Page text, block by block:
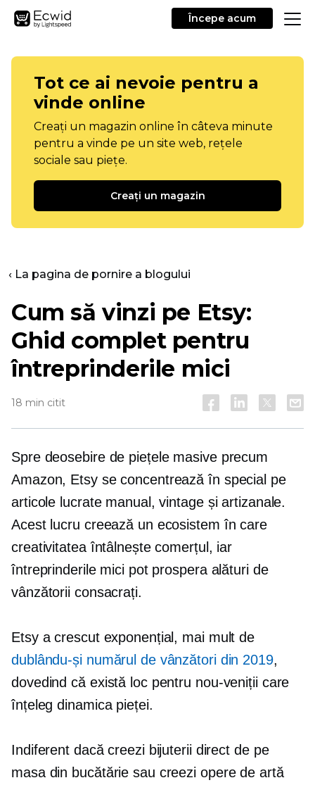
Începe acum
Tot ce ai nevoie pentru a
vinde online
Creați un magazin online în câteva minute
pentru a vinde pe un site web, rețele
sociale sau piețe.
Creați un magazin
‹ La pagina de pornire a blogului
Cum să vinzi pe Etsy:
Ghid complet pentru
întreprinderile mici
18 min citit
Spre deosebire de piețele masive precum
Amazon, Etsy se concentrează în special pe
articole lucrate manual, vintage și artizanale.
Acest lucru creează un ecosistem în care
creativitatea întâlnește comerțul, iar
întreprinderile mici pot prospera alături de
vânzătorii consacrați.
Etsy a crescut exponențial, mai mult de
dublându-și numărul de vânzători din 2019,
dovedind că există loc pentru nou-veniții care
înțeleg dinamica pieței.
Indiferent dacă creezi bijuterii direct de pe
masa din bucătărie sau creezi opere de artă